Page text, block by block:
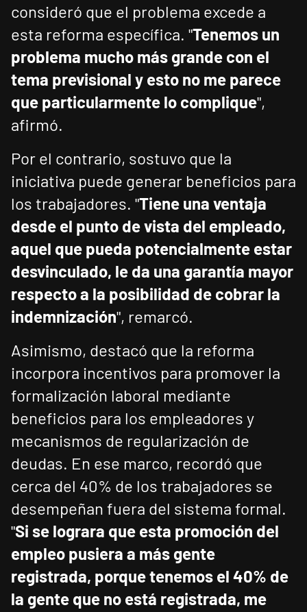
consideró que el problema excede a
esta reforma específica. "Tenemos un
problema mucho más grande con el
tema previsional y esto no me parece
que particularmente lo complique",
afirmó.
Por el contrario, sostuvo que la
iniciativa puede generar beneficios para
los trabajadores. "Tiene una ventaja
desde el punto de vista del empleado,
aquel que pueda potencialmente estar
desvinculado, le da una garantía mayor
respecto a la posibilidad de cobrar la
indemnización", remarcó.
Asimismo, destacó que la reforma
incorpora incentivos para promover la
formalización laboral mediante
beneficios para los empleadores y
mecanismos de regularización de
deudas. En ese marco, recordó que
cerca del 40% de los trabajadores se
desempeñan fuera del sistema formal.
"Si se lograra que esta promoción del
empleo pusiera a más gente
registrada, porque tenemos el 40% de
la gente que no está registrada, me